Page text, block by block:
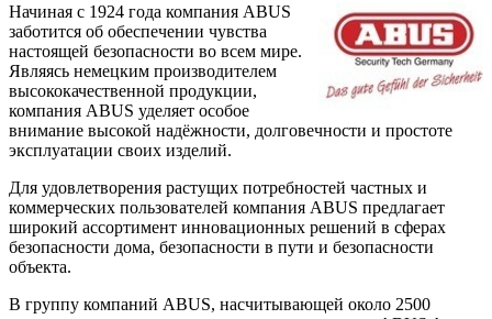
Начиная с 1924 года компания ABUS
заботится об обеспечении чувства
настоящей безопасности во всем мире.
Являясь немецким производителем
высококачественной продукции,
компания ABUS уделяет особое
внимание высокой надёжности, долговечности и простоте
эксплуатации своих изделий.
Для удовлетворения растущих потребностей частных и
коммерческих пользователей компания ABUS предлагает
широкий ассортимент инновационных решений в сферах
безопасности дома, безопасности в пути и безопасности
объекта.
В группу компаний ABUS, насчитывающей около 2500